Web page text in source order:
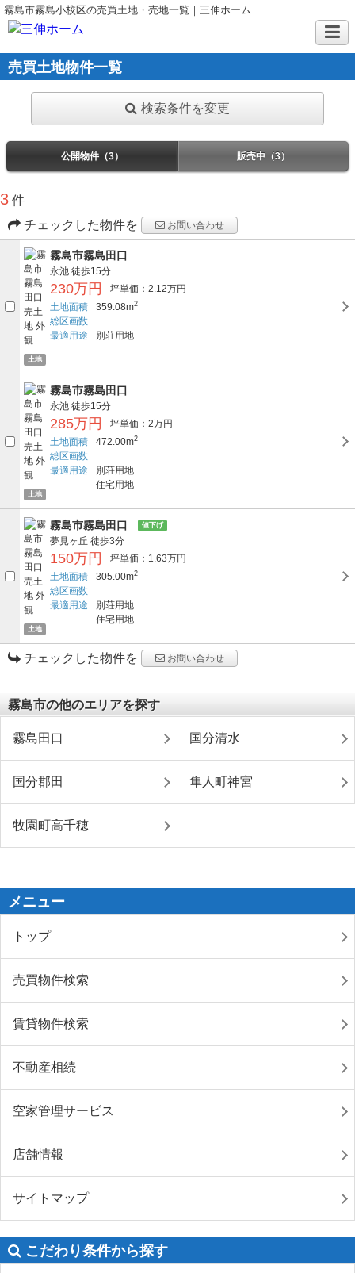
霧島市霧島小校区の売買土地・売地一覧｜三伸ホーム
売買土地物件一覧
検索条件を変更
公開物件（3） 販売中（3）
3 件
チェックした物件を
お問い合わせ
土地
霧島市霧島田口
永池 徒歩15分
230万円
坪単価：2.12万円
土地面積
359.08m2
総区画数
最適用途
別荘用地
土地
霧島市霧島田口
永池 徒歩15分
285万円
坪単価：2万円
土地面積
472.00m2
総区画数
最適用途
別荘用地
住宅用地
土地
霧島市霧島田口 値下げ
夢見ヶ丘 徒歩3分
150万円
坪単価：1.63万円
土地面積
305.00m2
総区画数
最適用途
別荘用地
住宅用地
チェックした物件を お問い合わせ
霧島市の他のエリアを探す
霧島田口 国分清水
国分郡田 隼人町神宮
牧園町高千穂
メニュー
トップ
売買物件検索
賃貸物件検索
不動産相続
空家管理サービス
店舗情報
サイトマップ
こだわり条件から探す